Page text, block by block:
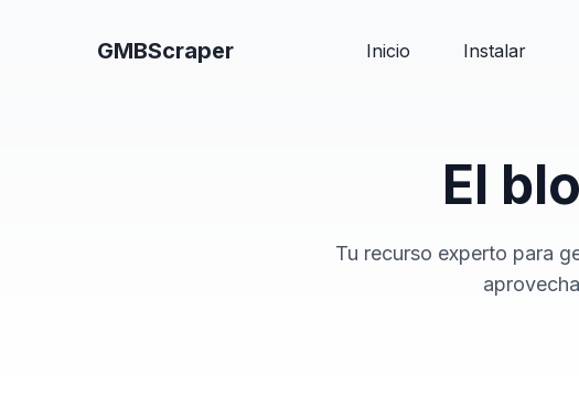
GMBScraper Inicio Instalar
El
Tu recurso experto para